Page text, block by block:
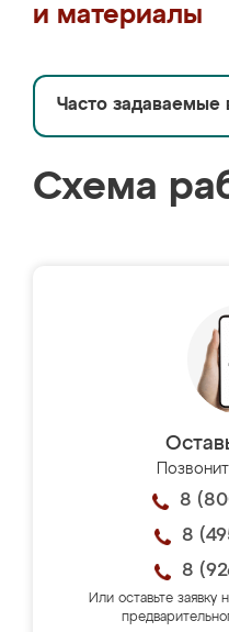
и материалы
Часто задаваемые
Схема
8
8
8
Или оставьте заявку